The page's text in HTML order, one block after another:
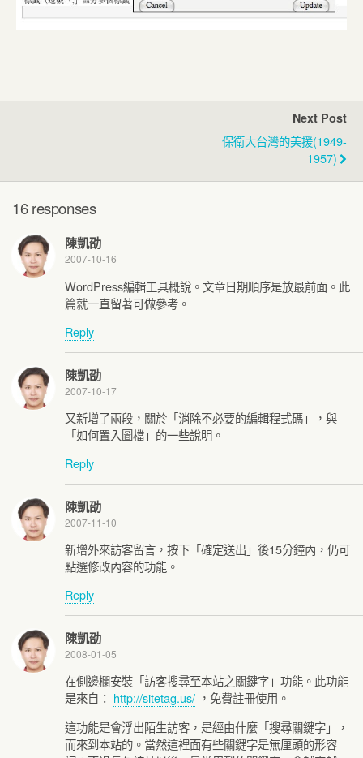
Next Post
保衛大台灣的美援(1949-
1957)
16 responses
陳凱劭
2007-10-16
WordPress編輯工具概說。文章日期順序是放最前面。此
篇就一直留著可做參考。
Reply
陳凱劭
2007-10-17
又新增了兩段，關於「消除不必要的編輯程式碼」，與
「如何置入圖檔」的一些說明。
Reply
陳凱劭
2007-11-10
新增外來訪客留言，按下「確定送出」後15分鐘內，仍可
點選修改內容的功能。
Reply
陳凱劭
2008-01-05
在側邊欄安裝「訪客搜尋至本站之關鍵字」功能。此功能
是來自： http://sitetag.us/ ，免費註冊使用。
這功能是會浮出陌生訪客，是經由什麼「搜尋關鍵字」，
而來到本站的。當然這裡面有些關鍵字是無厘頭的形容